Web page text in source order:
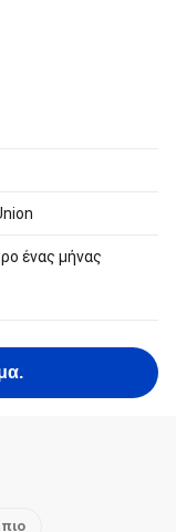
ένας μήνας